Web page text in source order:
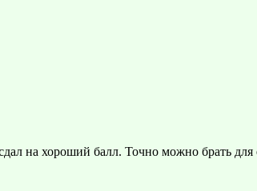
на хороший балл. Точно можно брать для